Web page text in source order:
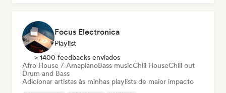
Focus Electronica
Playlist
> 1400 feedbacks enviados
Afro House / AmapianoBass musicChill HouseChill out
Drum and Bass
Adicionar artistas às minhas playlists de maior impacto